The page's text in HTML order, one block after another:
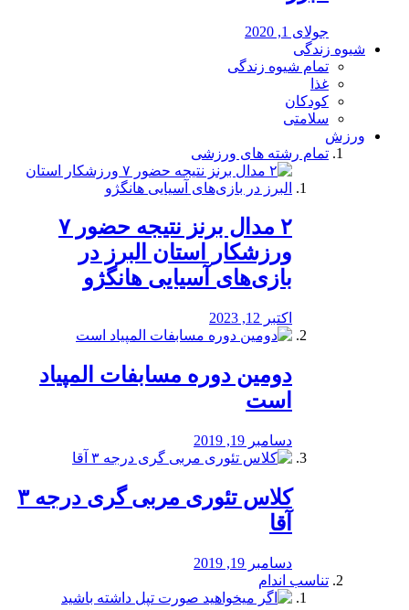
جولای 1, 2020
شیوه زندگی
تمام شیوه زندگی
غذا
کودکان
سلامتی
ورزش
تمام رشته های ورزشی
۲ مدال برنز نتیجه حضور ۷
ورزشکار استان البرز در
بازی‌های آسیایی هانگژو
اکتبر 12, 2023
دومین دوره مسابفات المپیاد
است
دسامبر 19, 2019
کلاس تئوری مربی گری درجه ۳
آقا
دسامبر 19, 2019
تناسب اندام